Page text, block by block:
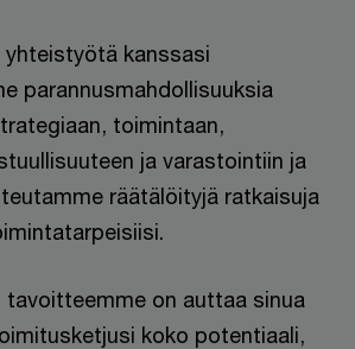
kanssasi
parannusmahdollisuuksia
toimintaan,
ja varastointiin ja
räätälöityjä ratkaisuja
tavoitteemme on auttaa sinua
koko potentiaali,